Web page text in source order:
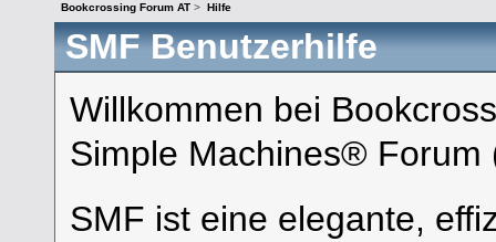
Bookcrossing Forum AT > Hilfe
SMF Benutzerhilfe
Willkommen bei
Simple Machines® Forum
SMF ist eine elegante,